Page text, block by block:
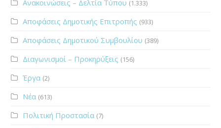
Ανακοινώσεις – Δελτία Τύπου (1.333)
Αποφάσεις Δημοτικής Επιτροπής (933)
Αποφάσεις Δημοτικού Συμβουλίου (389)
Διαγωνισμοί – Προκηρύξεις (156)
Έργα (2)
Νέα (613)
Πολιτική Προστασία (7)